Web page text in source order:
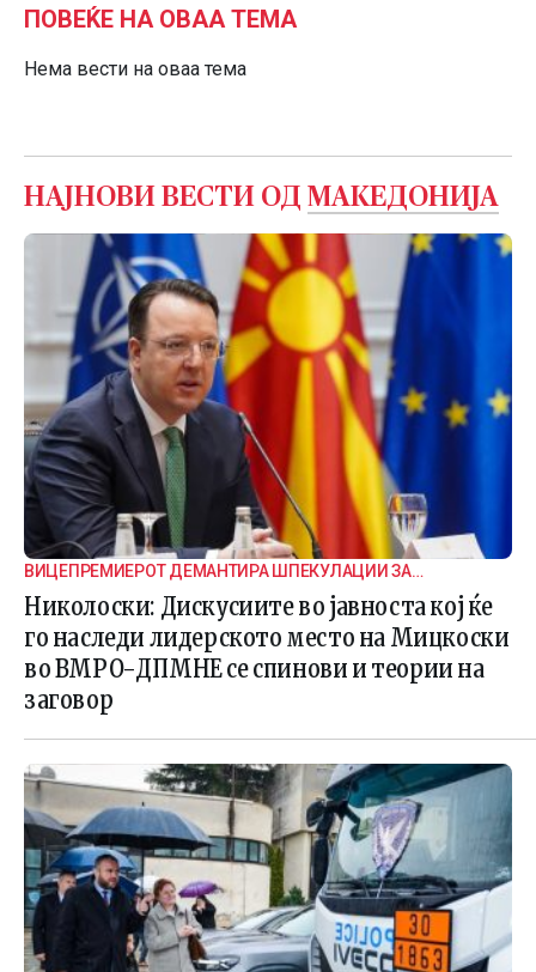
ПОВЕЌЕ НА ОВАА ТЕМА
Нема вести на оваа тема
НАЈНОВИ ВЕСТИ ОД МАКЕДОНИЈА
ВИЦЕПРЕМИЕРОТ ДЕМАНТИРА ШПЕКУЛАЦИИ ЗА
ВНАТРЕПАРТИСКИ ПОДЕЛБИ
Николоски: Дискусиите во јавноста кој ќе
го наследи лидерското место на Мицкоски
во ВМРО-ДПМНЕ се спинови и теории на
заговор